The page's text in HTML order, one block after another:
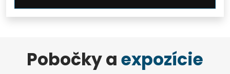
Pobočky aexpozície